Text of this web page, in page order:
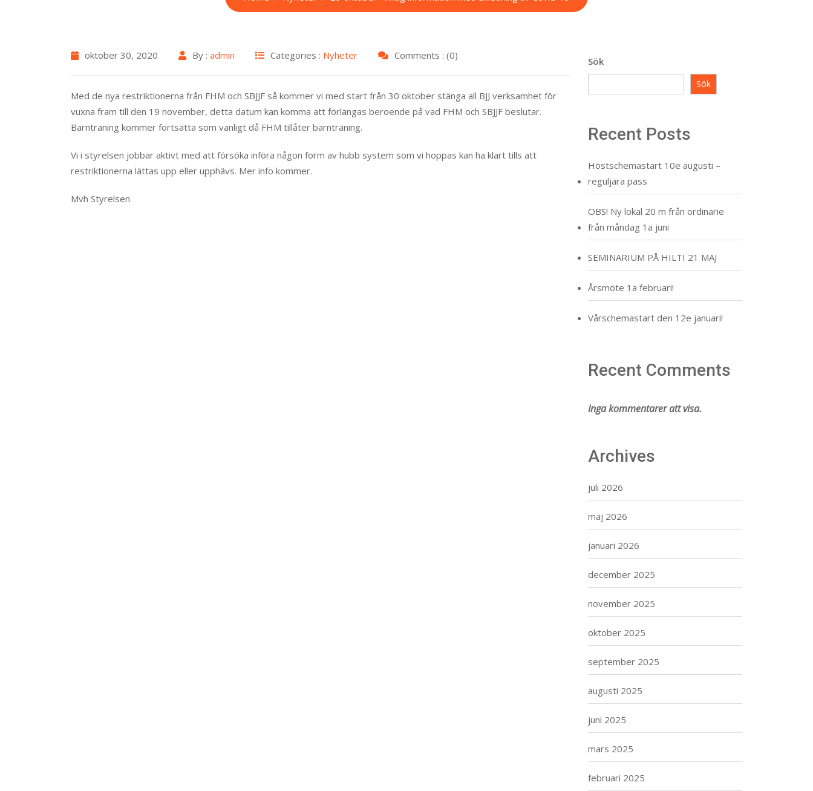
oktober 30, 2020 By : admin Categories : Nyheter Comments : (0)
Med de nya restriktionerna från FHM och SBJJF så kommer vi med start från 30 oktober stänga all BJJ verksamhet för
vuxna fram till den 19 november, detta datum kan komma att förlängas beroende på vad FHM och SBJJF beslutar.
Barnträning kommer fortsätta som vanligt då FHM tillåter barnträning.
Vi i styrelsen jobbar aktivt med att försöka införa någon form av hubb system som vi hoppas kan ha klart tills att
restriktionerna lättas upp eller upphävs. Mer info kommer.
Mvh Styrelsen
Sök
Sök
Recent Posts
Höstschemastart 10e augusti –
reguljära pass
OBS! Ny lokal 20 m från ordinarie
från måndag 1a juni
SEMINARIUM PÅ HILTI 21 MAJ
Årsmöte 1a februari!
Vårschemastart den 12e januari!
Recent Comments
Inga kommentarer att visa.
Archives
juli 2026
maj 2026
januari 2026
december 2025
november 2025
oktober 2025
september 2025
augusti 2025
juni 2025
mars 2025
februari 2025